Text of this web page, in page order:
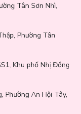
Tân Sơn Nhì,
Phường Tân
Khu phố Nhị Đồng
Phường An Hội Tây,